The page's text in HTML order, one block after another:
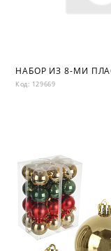
Код: 129669